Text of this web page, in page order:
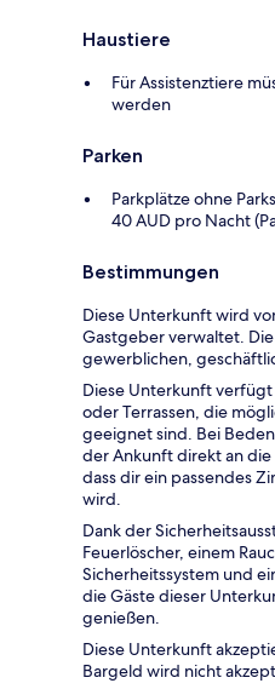
Haustiere
Für Assistenztiere
werden
Parken
Parkplätze ohne
40 AUD pro Nacht
Bestimmungen
Diese Unterkunft wird
Gastgeber verwaltet.
gewerblichen,
Diese Unterkunft
oder Terrassen, die
geeignet sind. Bei
der Ankunft direkt an
dass dir ein passendes
wird.
Dank der
Feuerlöscher, einem
Sicherheitssystem und
die Gäste dieser
genießen.
Diese Unterkunft
Bargeld wird nicht